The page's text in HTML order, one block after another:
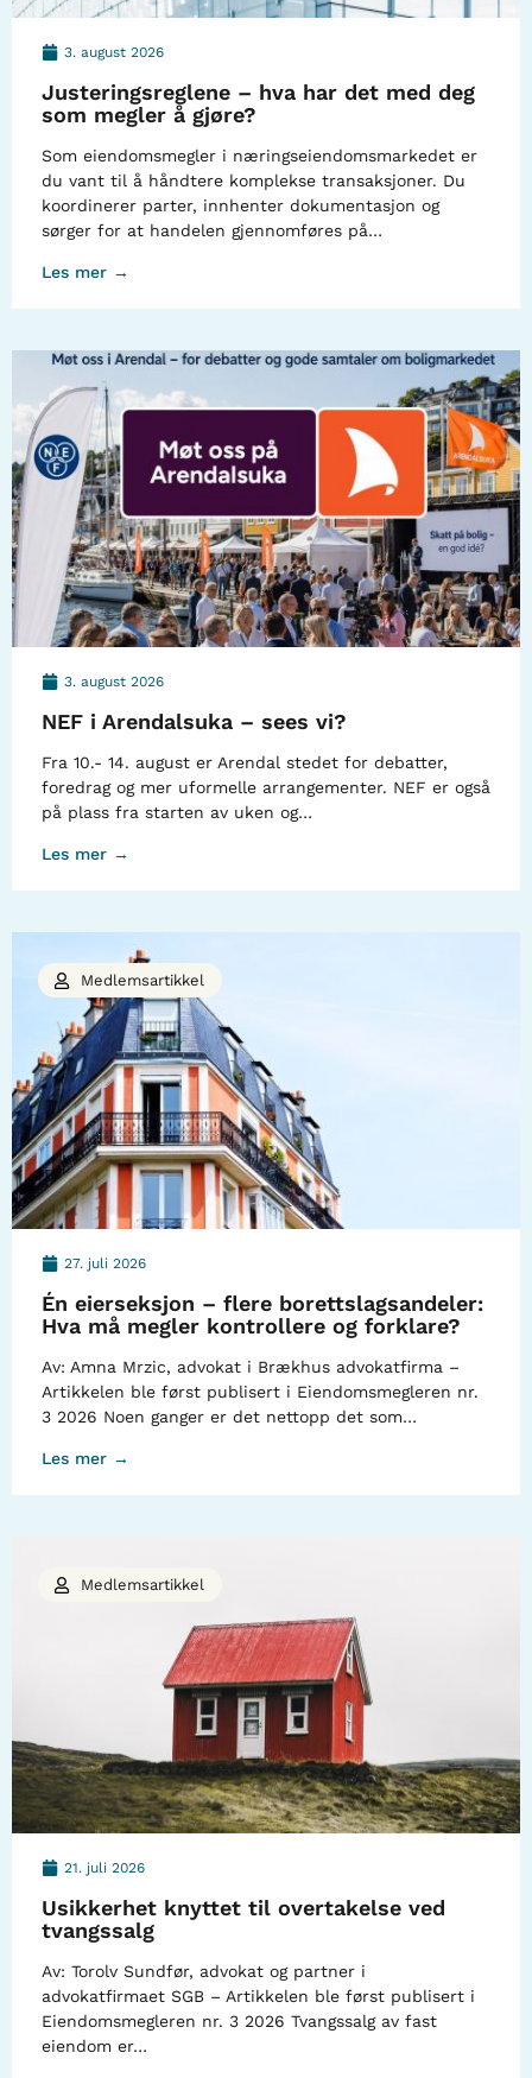
3. august 2026
Justeringsreglene – hva har det med deg
som megler å gjøre?
Som eiendomsmegler i næringseiendomsmarkedet er
du vant til å håndtere komplekse transaksjoner. Du
koordinerer parter, innhenter dokumentasjon og
sørger for at handelen gjennomføres på…
Les mer →
3. august 2026
NEF i Arendalsuka – sees vi?
Fra 10.- 14. august er Arendal stedet for debatter,
foredrag og mer uformelle arrangementer. NEF er også
på plass fra starten av uken og…
Les mer →
27. juli 2026
Én eierseksjon – flere borettslagsandeler:
Hva må megler kontrollere og forklare?
Av: Amna Mrzic, advokat i Brækhus advokatfirma –
Artikkelen ble først publisert i Eiendomsmegleren nr.
3 2026 Noen ganger er det nettopp det som…
Les mer →
Medlemsartikkel
21. juli 2026
Usikkerhet knyttet til overtakelse ved
tvangssalg
Av: Torolv Sundfør, advokat og partner i
advokatfirmaet SGB – Artikkelen ble først publisert i
Eiendomsmegleren nr. 3 2026 Tvangssalg av fast
eiendom er…
Medlemsartikkel